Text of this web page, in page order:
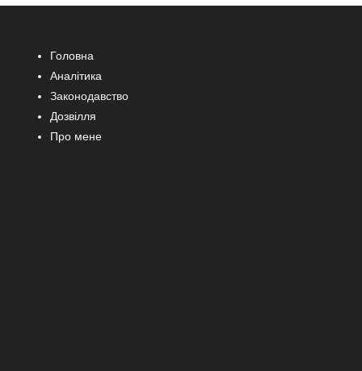
Головна
Аналітика
Законодавство
Дозвілля
Про мене